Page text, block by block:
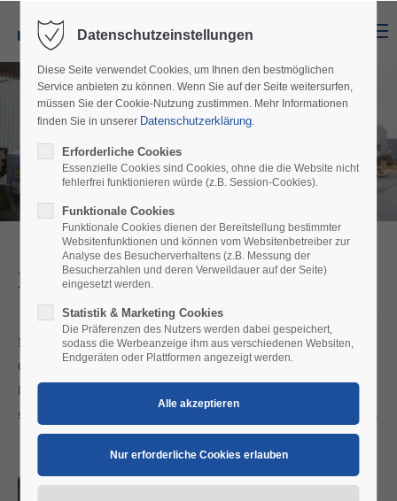
Unsere Leistungen
LKW Transporte
Mit unserem eigenen Fuhrpark transportieren wir für Sie alle
Containergrößen. Ob 20` - 40`- 45` oder Highcube Container –
kein Problem. Wir bedienen nicht nur den Hamburger Raum,
sondern sind für unsere Kunden auch im Fernverkehr unterwegs.
Datenschutzeinstellungen
Diese Seite verwendet Cookies, um Ihnen den bestmöglichen
Service anbieten zu können. Wenn Sie auf der Seite weitersurfen,
müssen Sie der Cookie-Nutzung zustimmen. Mehr Informationen
finden Sie in unserer Datenschutzerklärung.
Erforderliche Cookies
Essenzielle Cookies sind Cookies, ohne die die Website nicht
fehlerfrei funktionieren würde (z.B. Session-Cookies).
Funktionale Cookies
Funktionale Cookies dienen der Bereitstellung bestimmter
Websitenfunktionen und können vom Websitenbetreiber zur
Analyse des Besucherverhaltens (z.B. Messung der
Besucherzahlen und deren Verweildauer auf der Seite)
eingesetzt werden.
Statistik & Marketing Cookies
Die Präferenzen des Nutzers werden dabei gespeichert,
sodass die Werbeanzeige ihm aus verschiedenen Websiten,
Endgeräten oder Plattformen angezeigt werden.